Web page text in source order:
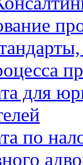
для
по